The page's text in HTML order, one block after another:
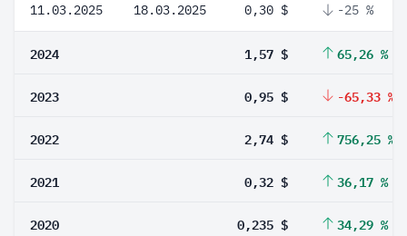
11.03.2025 18.03.2025 0,30 $ -25 %
2024 1,57 $ 65,26 %
2023 0,95 $ -65,33 %
2022 2,74 $ 756,25 %
2021 0,32 $ 36,17 %
2020 0,235 $ 34,29 %